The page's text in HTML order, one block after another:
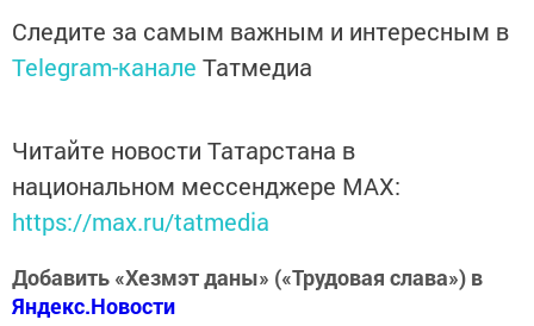
Следите за самым важным и интересным в
Telegram-канале Татмедиа
Читайте новости Татарстана в
национальном мессенджере MАХ:
https://max.ru/tatmedia
Добавить «Хезмэт даны» («Трудовая слава») в
Яндекс.Новости